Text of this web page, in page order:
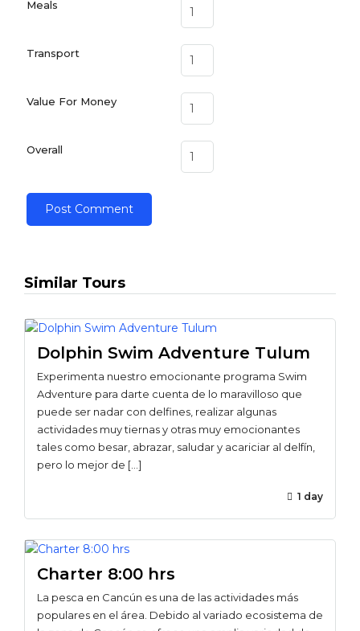
Meals
Transport
Value For Money
Overall
Similar Tours
Dolphin Swim Adventure Tulum
Experimenta nuestro emocionante programa Swim
Adventure para darte cuenta de lo maravilloso que
puede ser nadar con delfines, realizar algunas
actividades muy tiernas y otras muy emocionantes
tales como besar, abrazar, saludar y acariciar al delfín,
pero lo mejor de […]
1 day
Charter 8:00 hrs
La pesca en Cancún es una de las actividades más
populares en el área. Debido al variado ecosistema de